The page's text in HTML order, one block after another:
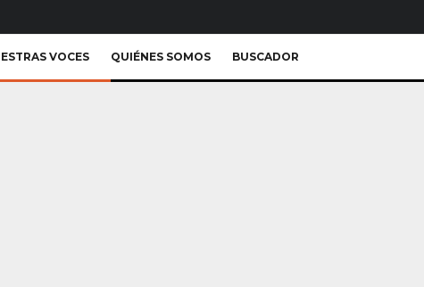
VOCES QUIÉNES SOMOS BUSCADOR